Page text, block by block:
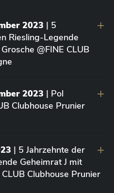
2023 | 5
Riesling-Legende
@FINE CLUB
2023 | Pol
Clubhouse Prunier
| 5 Jahrzehnte der
Geheimrat J mit
Clubhouse Prunier